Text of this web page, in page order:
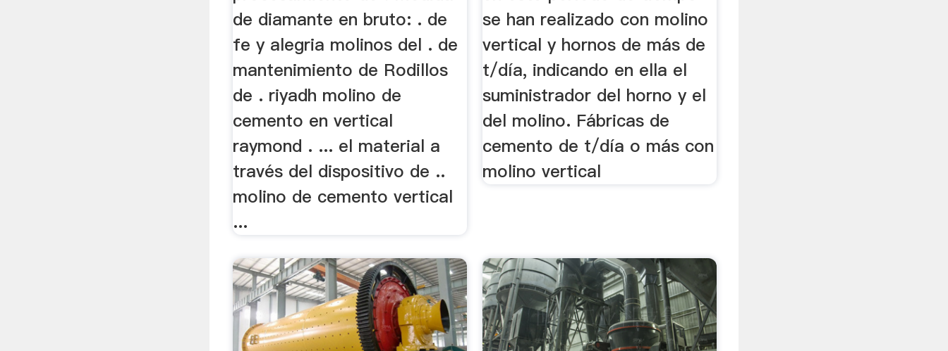
de diamante en bruto: . de
fe y alegria molinos del . de
mantenimiento de Rodillos
de . riyadh molino de
cemento en vertical
raymond . ... el material a
través del dispositivo de ..
molino de cemento vertical
...
se han realizado con molino
vertical y hornos de más de
t/día, indicando en ella el
suministrador del horno y el
del molino. Fábricas de
cemento de t/día o más con
molino vertical